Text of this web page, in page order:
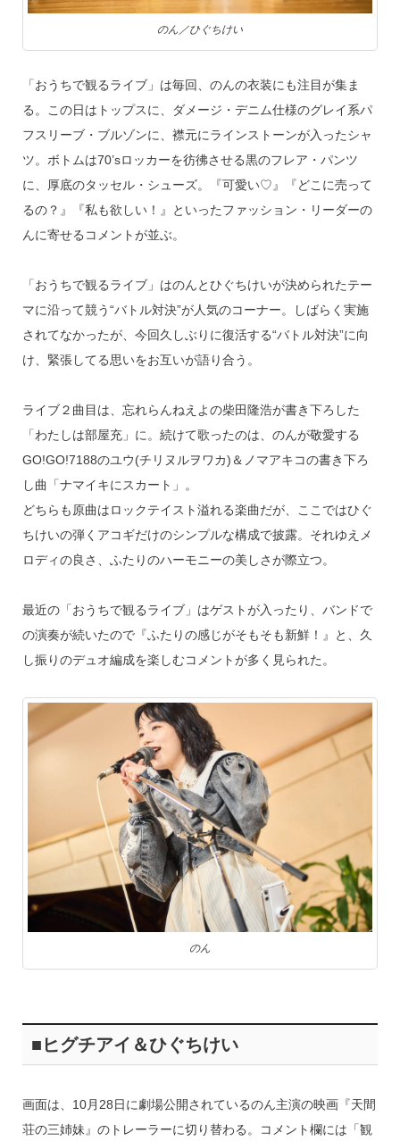
のん／ひぐちけい
「おうちで観るライブ」は毎回、のんの衣装にも注目が集ま
る。この日はトップスに、ダメージ・デニム仕様のグレイ系パ
フスリーブ・ブルゾンに、襟元にラインストーンが入ったシャ
ツ。ボトムは70’sロッカーを彷彿させる黒のフレア・パンツ
に、厚底のタッセル・シューズ。『可愛い♡』『どこに売って
るの？』『私も欲しい！』といったファッション・リーダーの
んに寄せるコメントが並ぶ。
「おうちで観るライブ」はのんとひぐちけいが決められたテー
マに沿って競う“バトル対決”が人気のコーナー。しばらく実施
されてなかったが、今回久しぶりに復活する“バトル対決”に向
け、緊張してる思いをお互いが語り合う。
ライブ２曲目は、忘れらんねえよの柴田隆浩が書き下ろした
「わたしは部屋充」に。続けて歌ったのは、のんが敬愛する
GO!GO!7188のユウ(チリヌルヲワカ)＆ノマアキコの書き下ろ
し曲「ナマイキにスカート」。
どちらも原曲はロックテイスト溢れる楽曲だが、ここではひぐ
ちけいの弾くアコギだけのシンプルな構成で披露。それゆえメ
ロディの良さ、ふたりのハーモニーの美しさが際立つ。
最近の「おうちで観るライブ」はゲストが入ったり、バンドで
の演奏が続いたので『ふたりの感じがそもそも新鮮！』と、久
し振りのデュオ編成を楽しむコメントが多く見られた。
のん
■ヒグチアイ＆ひぐちけい
画面は、10月28日に劇場公開されているのん主演の映画『天間
荘の三姉妹』のトレーラーに切り替わる。コメント欄には「観